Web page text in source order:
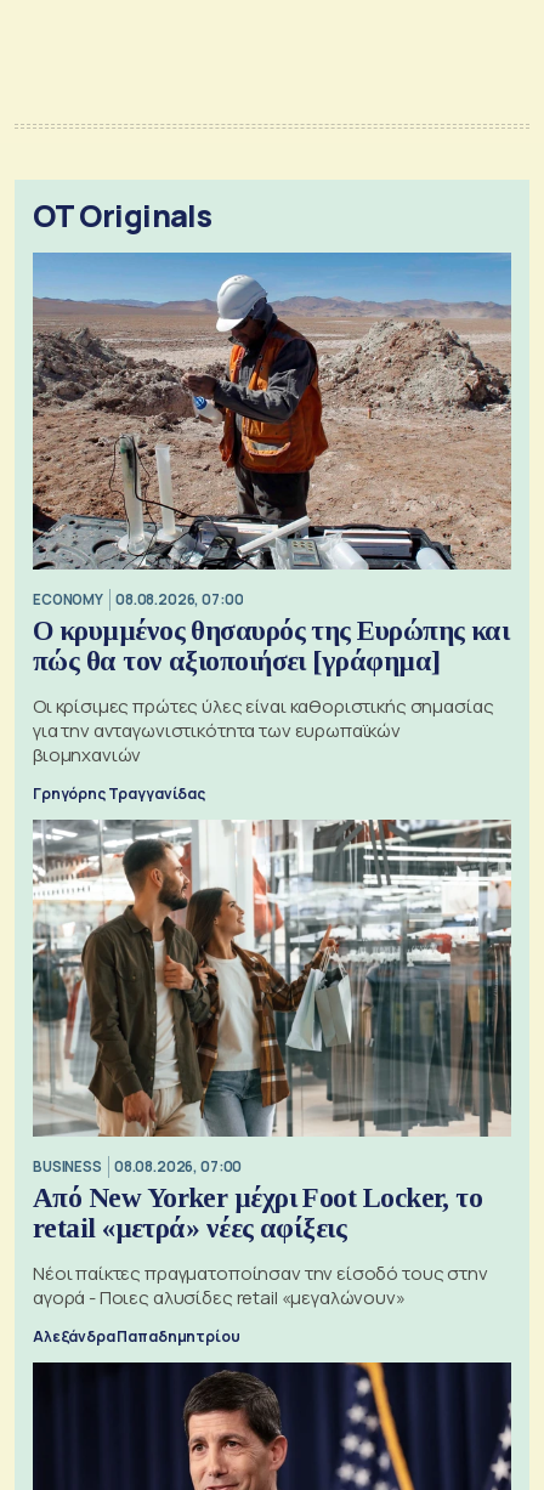
OT Originals
ECONOMY 08.08.2026, 07:00
Ο κρυμμένος θησαυρός της Ευρώπης και
πώς θα τον αξιοποιήσει [γράφημα]
Οι κρίσιμες πρώτες ύλες είναι καθοριστικής σημασίας
για την ανταγωνιστικότητα των ευρωπαϊκών
βιομηχανιών
Γρηγόρης Τραγγανίδας
BUSINESS 08.08.2026, 07:00
Από New Yorker μέχρι Foot Locker, το
retail «μετρά» νέες αφίξεις
Νέοι παίκτες πραγματοποίησαν την είσοδό τους στην
αγορά - Ποιες αλυσίδες retail «μεγαλώνουν»
Αλεξάνδρα Παπαδημητρίου